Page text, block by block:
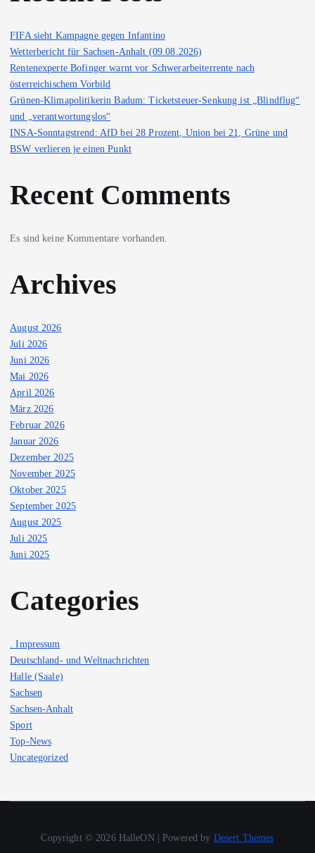
FIFA sieht Kampagne gegen Infantino
Wetterbericht für Sachsen-Anhalt (09.08.2026)
Rentenexperte Bofinger warnt vor Schwerarbeiterrente nach
österreichischem Vorbild
Grünen-Klimapolitikerin Badum: Ticketsteuer-Senkung ist „Blindflug“
und „verantwortungslos“
INSA-Sonntagstrend: AfD bei 28 Prozent, Union bei 21, Grüne und
BSW verlieren je einen Punkt
Recent Comments
Es sind keine Kommentare vorhanden.
Archives
August 2026
Juli 2026
Juni 2026
Mai 2026
April 2026
März 2026
Februar 2026
Januar 2026
Dezember 2025
November 2025
Oktober 2025
September 2025
August 2025
Juli 2025
Juni 2025
Categories
. Impressum
Deutschland- und Weltnachrichten
Halle (Saale)
Sachsen
Sachsen-Anhalt
Sport
Top-News
Uncategorized
Copyright © 2026 HalleON | Powered by Desert Themes